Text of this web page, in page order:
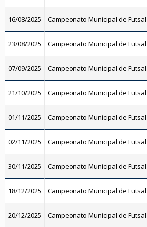
16/08/2025 Campeonato Municipal de Futsal
23/08/2025 Campeonato Municipal de Futsal
07/09/2025 Campeonato Municipal de Futsal
21/10/2025 Campeonato Municipal de Futsal
01/11/2025 Campeonato Municipal de Futsal
02/11/2025 Campeonato Municipal de Futsal
30/11/2025 Campeonato Municipal de Futsal
18/12/2025 Campeonato Municipal de Futsal
20/12/2025 Campeonato Municipal de Futsal